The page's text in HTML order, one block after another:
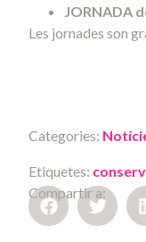
JORNADA
Les jornades son
Categories:
Etiquetes:
Compartir a: